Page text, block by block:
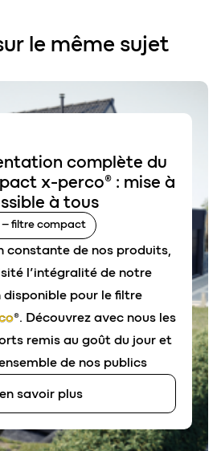
le même sujet
complète du
x-perco® : mise à
à tous
filtre compact
constante de nos produits,
l’intégralité de notre
pour le filtre
. Découvrez avec nous les
remis au goût du jour et
de nos publics
en savoir plus